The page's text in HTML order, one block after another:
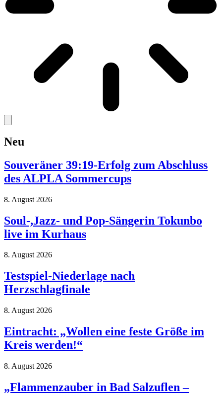
Neu
Souveräner 39:19-Erfolg zum Abschluss
des ALPLA Sommercups
8. August 2026
Soul-,Jazz- und Pop-Sängerin Tokunbo
live im Kurhaus
8. August 2026
Testspiel-Niederlage nach
Herzschlagfinale
8. August 2026
Eintracht: „Wollen eine feste Größe im
Kreis werden!“
8. August 2026
„Flammenzauber in Bad Salzuflen –